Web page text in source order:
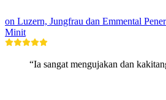
on Luzern, Jungfrau dan Emmental
Minit
“Ia sangat mengujakan dan